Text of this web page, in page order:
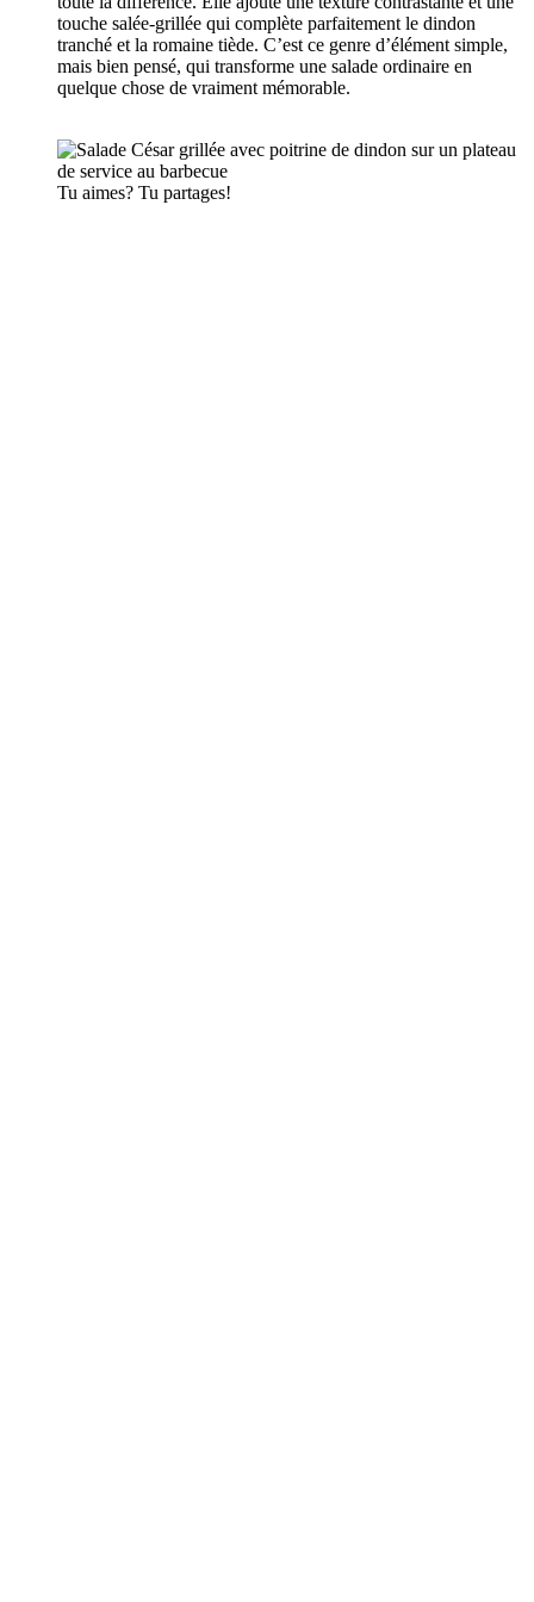
touche salée-grillée qui complète parfaitement le dindon
tranché et la romaine tiède. C’est ce genre d’élément simple,
mais bien pensé, qui transforme une salade ordinaire en
quelque chose de vraiment mémorable.
Tu aimes? Tu partages!